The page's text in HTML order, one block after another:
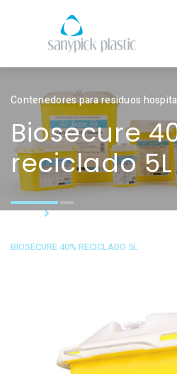
Contenedores para residuos
Biosecure
reciclado 5L
HOME BIOSECURE 40% RECICLADO
BIOSECURE 40% RECICLADO 5L